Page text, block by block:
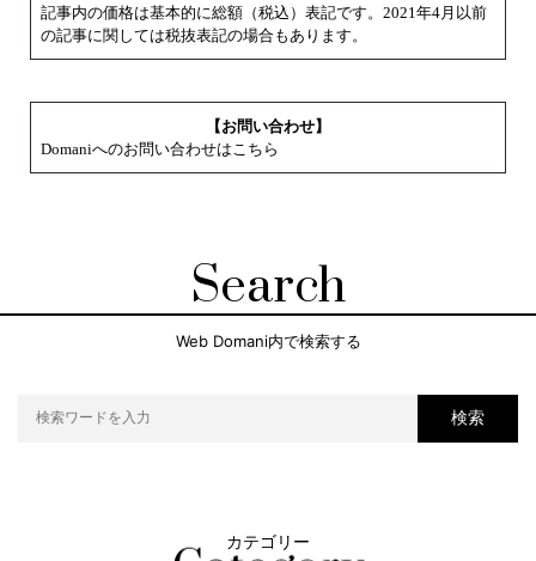
記事内の価格は基本的に総額（税込）表記です。2021年4月以前
の記事に関しては税抜表記の場合もあります。
【お問い合わせ】
Domaniへのお問い合わせはこちら
Search
Web Domani内で検索する
検索
カテゴリー